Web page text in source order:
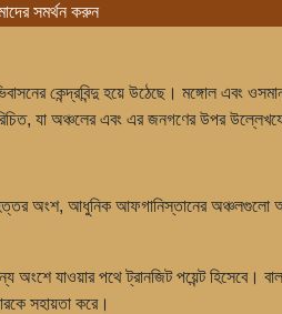
সমর্থন করুন
কেন্দ্রবিন্দু হয়ে উঠেছে। মঙ্গোল এবং
যা অঞ্চলের এবং এর জনগণের উপর
বৃহত্তর অংশ, আধুনিক আফগানিস্তানের
যাওয়ার পথে ট্রানজিট পয়েন্ট হিসেবে।
সহায়তা করে।